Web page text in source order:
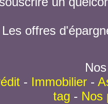
Les offres
- Immobilier-
tag - Nos